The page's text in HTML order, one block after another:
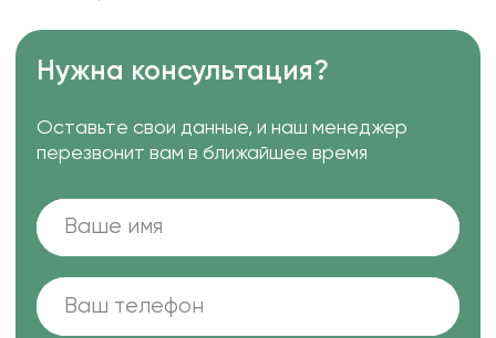
Нужна консультация?
Оставьте свои данные, и наш менеджер
перезвонит вам в ближайшее время